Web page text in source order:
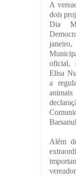
A
dois
Dia
oficial,
Elisa
a
Além